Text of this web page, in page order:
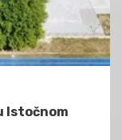
Istočnom